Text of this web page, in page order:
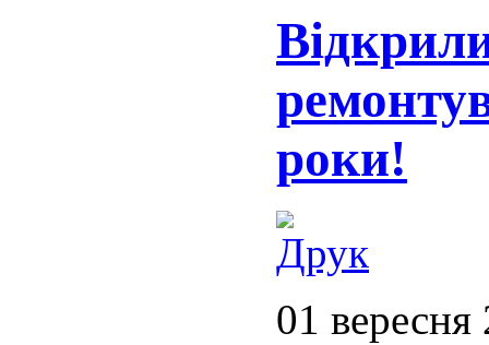
роки!
01 вересня